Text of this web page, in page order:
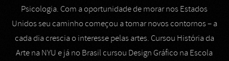
Psicologia. Com a oportunidade de morar nos Estados
Unidos seu caminho começou a tomar novos contornos – a
cada dia crescia o interesse pelas artes. Cursou História da
Arte na NYU e já no Brasil cursou Design Gráfico na Escola